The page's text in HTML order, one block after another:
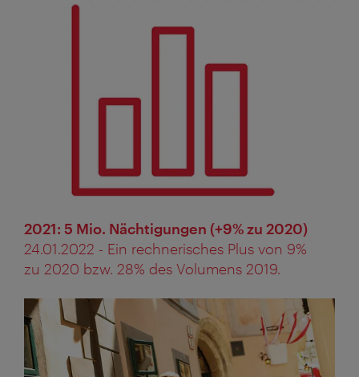
2021: 5 Mio. Nächtigungen (+9% zu 2020)
24.01.2022 - Ein rechnerisches Plus von 9%
zu 2020 bzw. 28% des Volumens 2019.